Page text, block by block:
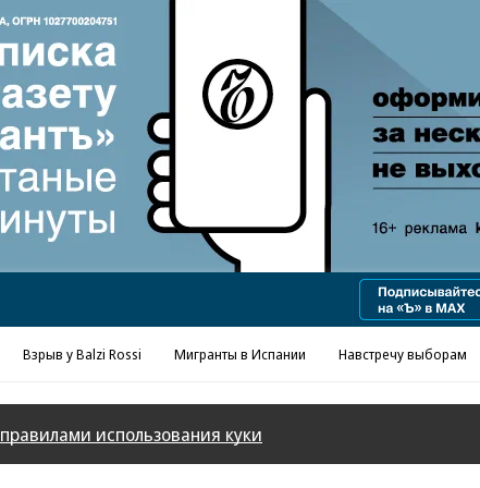
Реклама в «Ъ» www.kommersant.ru/ad
Взрыв у Balzi Rossi Мигранты в Испании Навстречу выборам
правилами использования куки